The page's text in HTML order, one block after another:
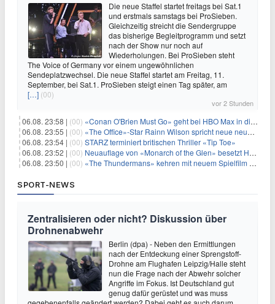
Die neue Staffel startet freitags bei Sat.1
und erstmals samstags bei ProSieben.
Gleichzeitig streicht die Sendergruppe
das bisherige Begleitprogramm und setzt
nach der Show nur noch auf
Wiederholungen. Bei ProSieben steht
The Voice of Germany vor einem ungewöhnlichen
Sendeplatzwechsel. Die neue Staffel startet am Freitag, 11.
September, bei Sat.1. ProSieben steigt einen Tag später, am
[…] (00)
vor 2 Stunden
06.08. 23:58 | (00) «Conan O'Brien Must Go» geht bei HBO Max in die dritte Runde
06.08. 23:55 | (00) «The Office»-Star Rainn Wilson spricht neue neuseeländische Serie «Settling»
06.08. 23:54 | (00) STARZ terminiert britischen Thriller «Tip Toe»
06.08. 23:52 | (00) Neuauflage von «Monarch of the Glen» besetzt Hauptrollen
06.08. 23:50 | (00) «The Thundermans» kehren mit neuem Spielfilm zurück
SPORT-NEWS
Zentralisieren oder nicht? Diskussion über
Drohnenabwehr
Berlin (dpa) - Neben den Ermittlungen
nach der Entdeckung einer Sprengstoff-
Drohne am Flughafen Leipzig/Halle steht
nun die Frage nach der Abwehr solcher
Angriffe im Fokus. Ist Deutschland gut
genug dafür gerüstet und was muss